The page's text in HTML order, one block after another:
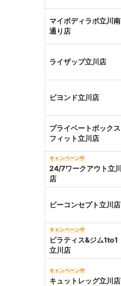
マイボディラボ立川南
通り店
ライザップ立川店
ビヨンド立川店
プライベートボックス
フィット立川店
キャンペーン中
24/7ワークアウト立川
店
ビーコンセプト立川店
キャンペーン中
ピラティス&ジム1to1
立川店
キャンペーン中
キュットレッグ立川店